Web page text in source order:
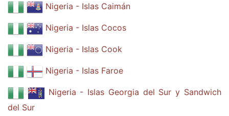
Nigeria - Islas Caimán
Nigeria - Islas Cocos
Nigeria - Islas Cook
Nigeria - Islas Faroe
Nigeria - Islas Georgia del Sur y Sandwich
del Sur